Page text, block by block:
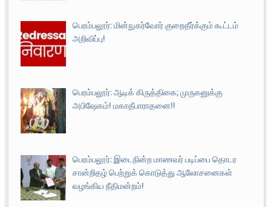
பெரம்பலூர்: மின்நுகர்வோர் குறைதீர்க்கும் கூட்டம்
அறிவிப்பு!
பெரம்பலூர்: ஆடிக் கிருத்திகை; முருகனுக்கு
அபிஷேகம்! மகாதீபாராதனை!!
பெரம்பலூர்: இடைநின்ற மாணவர் படிப்பை தொடர
சான்றிதழ் பெற்றுக் கொடுத்து ஆலோசனைகள்
வழங்கிய நீதிமன்றம்!